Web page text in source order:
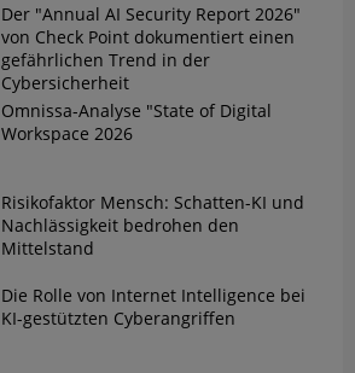
Der "Annual AI Security Report 2026"
von Check Point dokumentiert einen
gefährlichen Trend in der
Cybersicherheit
Omnissa-Analyse "State of Digital
Workspace 2026
Risikofaktor Mensch: Schatten-KI und
Nachlässigkeit bedrohen den
Mittelstand
Die Rolle von Internet Intelligence bei
KI-gestützten Cyberangriffen